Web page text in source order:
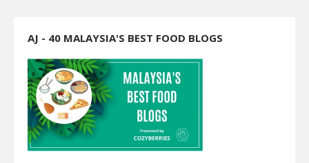
AJ - 40 MALAYSIA'S BEST FOOD BLOGS